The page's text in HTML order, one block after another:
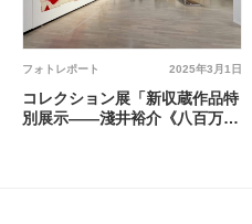
2025年3月1日
フォトレポート
コレクション展「新収蔵作品特
別展示――淺井裕介《八百万の